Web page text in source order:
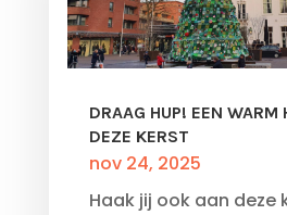
DRAAG HUP! EEN WARM
DEZE KERST
nov 24, 2025
Haak jij ook aan deze